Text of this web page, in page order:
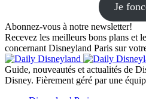
Je
Abonnez-vous à notre newsletter!
Recevez les meilleurs bons plans et
concernant Disneyland Paris sur
Guide, nouveautés et actualités de
Disney. Fièrement géré par une